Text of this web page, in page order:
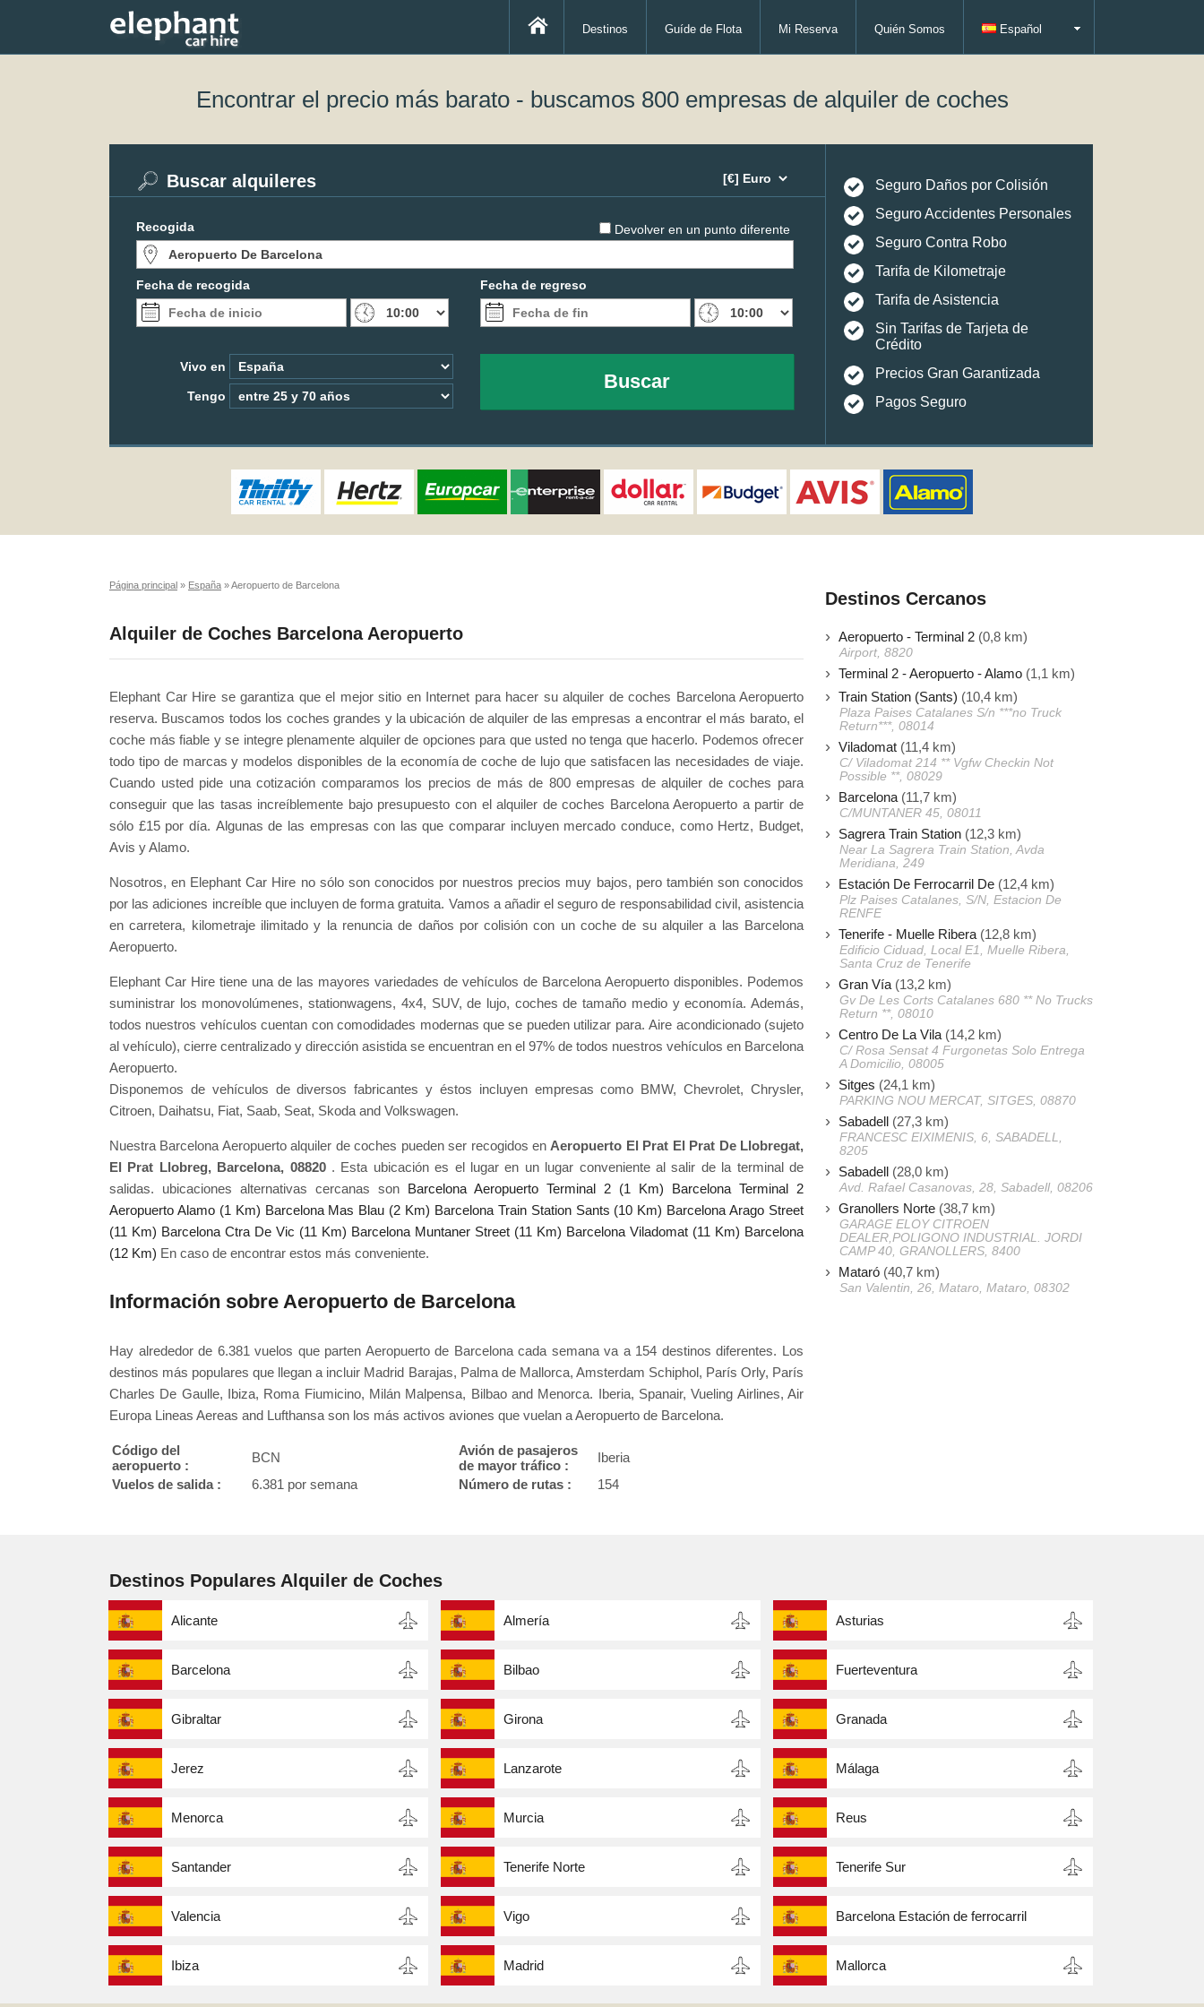
Destinos Guíde de Flota Mi Reserva Quién Somos Español
Encontrar el precio más barato - buscamos 800 empresas de alquiler de coches
Devolver en un punto diferente
Buscar alquileres
Recogida
Fecha de recogida Fecha de regreso
Vivo en
Tengo
Buscar
Seguro Daños por Colisión
Seguro Accidentes Personales
Seguro Contra Robo
Tarifa de Kilometraje
Tarifa de Asistencia
Sin Tarifas de Tarjeta de
Crédito
Precios Gran Garantizada
Pagos Seguro
Página principal » España »Aeropuerto de Barcelona
Alquiler de Coches Barcelona Aeropuerto
Elephant Car Hire se garantiza que el mejor sitio en Internet para hacer su alquiler de coches Barcelona Aeropuerto
reserva. Buscamos todos los coches grandes y la ubicación de alquiler de las empresas a encontrar el más barato, el
coche más fiable y se integre plenamente alquiler de opciones para que usted no tenga que hacerlo. Podemos ofrecer
todo tipo de marcas y modelos disponibles de la economía de coche de lujo que satisfacen las necesidades de viaje.
Cuando usted pide una cotización comparamos los precios de más de 800 empresas de alquiler de coches para
conseguir que las tasas increíblemente bajo presupuesto con el alquiler de coches Barcelona Aeropuerto a partir de
sólo £15 por día. Algunas de las empresas con las que comparar incluyen mercado conduce, como Hertz, Budget,
Avis y Alamo.
Nosotros, en Elephant Car Hire no sólo son conocidos por nuestros precios muy bajos, pero también son conocidos
por las adiciones increíble que incluyen de forma gratuita. Vamos a añadir el seguro de responsabilidad civil, asistencia
en carretera, kilometraje ilimitado y la renuncia de daños por colisión con un coche de su alquiler a las Barcelona
Aeropuerto.
Elephant Car Hire tiene una de las mayores variedades de vehículos de Barcelona Aeropuerto disponibles. Podemos
suministrar los monovolúmenes, stationwagens, 4x4, SUV, de lujo, coches de tamaño medio y economía. Además,
todos nuestros vehículos cuentan con comodidades modernas que se pueden utilizar para. Aire acondicionado (sujeto
al vehículo), cierre centralizado y dirección asistida se encuentran en el 97% de todos nuestros vehículos en Barcelona
Aeropuerto.
Disponemos de vehículos de diversos fabricantes y éstos incluyen empresas como BMW, Chevrolet, Chrysler,
Citroen, Daihatsu, Fiat, Saab, Seat, Skoda and Volkswagen.
Nuestra Barcelona Aeropuerto alquiler de coches pueden ser recogidos en Aeropuerto El Prat El Prat De Llobregat,
El Prat Llobreg, Barcelona, 08820 . Esta ubicación es el lugar en un lugar conveniente al salir de la terminal de
salidas. ubicaciones alternativas cercanas son Barcelona Aeropuerto Terminal 2 (1 Km)
Barcelona Terminal 2
Aeropuerto Alamo (1 Km) Barcelona Mas Blau (2 Km) Barcelona Train Station Sants (10 Km) Barcelona Arago Street
(11 Km) Barcelona Ctra De Vic (11 Km) Barcelona Muntaner Street (11 Km) Barcelona Viladomat (11 Km) Barcelona
(12 Km) En caso de encontrar estos más conveniente.
Información sobre Aeropuerto de Barcelona
Hay alrededor de 6.381 vuelos que parten Aeropuerto de Barcelona cada semana va a 154 destinos diferentes. Los
destinos más populares que llegan a incluir Madrid Barajas, Palma de Mallorca, Amsterdam Schiphol, París Orly, París
Charles De Gaulle, Ibiza, Roma Fiumicino, Milán Malpensa, Bilbao and Menorca. Iberia, Spanair, Vueling Airlines, Air
Europa Lineas Aereas and Lufthansa son los más activos aviones que vuelan a Aeropuerto de Barcelona.
Código del
aeropuerto :
BCN
Avión de pasajeros
de mayor tráfico :
Iberia
Vuelos de salida :
6.381 por semana Número de rutas : 154
Destinos Cercanos
Aeropuerto - Terminal 2 (0,8 km)
Airport, 8820
Terminal 2 - Aeropuerto - Alamo (1,1 km)
Train Station (Sants) (10,4 km)
Plaza Paises Catalanes S/n ***no Truck
Return***, 08014
Viladomat (11,4 km)
C/ Viladomat 214 ** Vgfw Checkin Not
Possible **, 08029
Barcelona (11,7 km)
C/MUNTANER 45, 08011
Sagrera Train Station (12,3 km)
Near La Sagrera Train Station, Avda
Meridiana, 249
Estación De Ferrocarril De (12,4 km)
Plz Paises Catalanes, S/N, Estacion De
RENFE
Tenerife - Muelle Ribera (12,8 km)
Edificio Ciduad, Local E1, Muelle Ribera,
Santa Cruz de Tenerife
Gran Vía (13,2 km)
Gv De Les Corts Catalanes 680 ** No Trucks
Return **, 08010
Centro De La Vila (14,2 km)
C/ Rosa Sensat 4 Furgonetas Solo Entrega
A Domicilio, 08005
Sitges (24,1 km)
PARKING NOU MERCAT, SITGES, 08870
Sabadell (27,3 km)
FRANCESC EIXIMENIS, 6, SABADELL,
8205
Sabadell (28,0 km)
Avd. Rafael Casanovas, 28, Sabadell, 08206
Granollers Norte (38,7 km)
GARAGE ELOY CITROEN
DEALER,POLIGONO INDUSTRIAL. JORDI
CAMP 40, GRANOLLERS, 8400
Mataró (40,7 km)
San Valentin, 26, Mataro, Mataro, 08302
Destinos Populares Alquiler de Coches
Alicante Almería Asturias
Barcelona Bilbao Fuerteventura
Gibraltar Girona Granada
Jerez Lanzarote Málaga
Menorca Murcia Reus
Santander Tenerife Norte Tenerife Sur
Valencia Vigo Barcelona Estación de ferrocarril
Ibiza Madrid Mallorca